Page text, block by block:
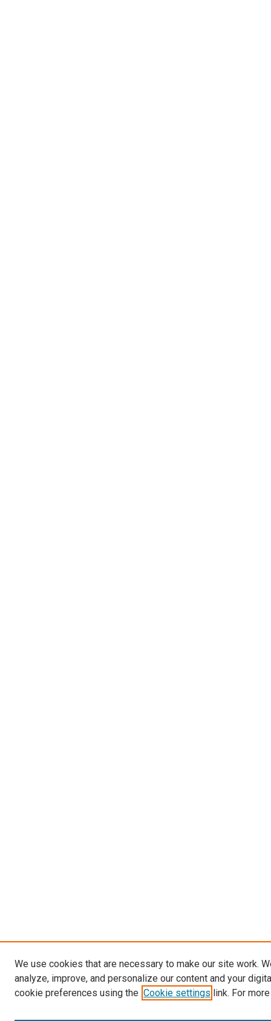
We use cookies that are necessary to make our site work.
analyze, improve, and personalize our content and your
cookie preferences using the Cookie settings link. For